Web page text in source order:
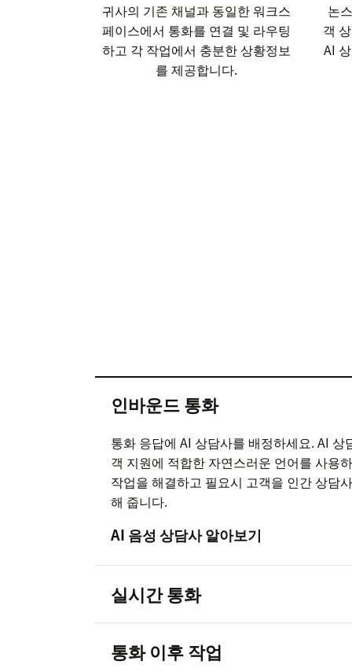
귀사의 기존 채널과 동일한 워크스
페이스에서 통화를 연결 및 라우팅
하고 각 작업에서 충분한 상황정보
를 제공합니다.
논
객
AI
인바운드 통화
통화 응답에 AI 상담사를 배정하세요. AI 상
객 지원에 적합한 자연스러운 언어를 사용
작업을 해결하고 필요시 고객을 인간 상담
해 줍니다.
AI 음성 상담사 알아보기
실시간 통화
통화 이후 작업